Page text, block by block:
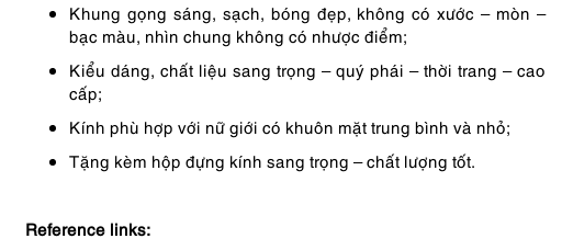
Khung gọng sáng, sạch, bóng đẹp, không có xước – mòn –
bạc màu, nhìn chung không có nhược điểm;
Kiểu dáng, chất liệu sang trọng – quý phái – thời trang – cao
cấp;
Kính phù hợp với nữ giới có khuôn mặt trung bình và nhỏ;
Tặng kèm hộp đựng kính sang trọng – chất lượng tốt.
Reference links: